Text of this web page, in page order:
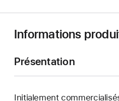
Informations
Présentation
Initialement